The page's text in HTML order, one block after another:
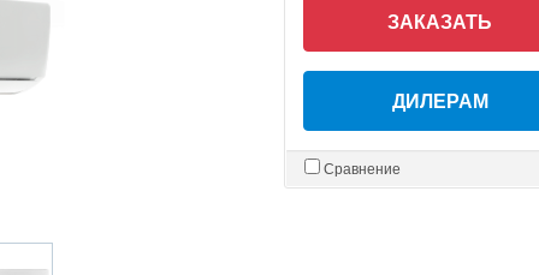
ЗАКАЗАТЬ
ДИЛЕРАМ
Сравнение